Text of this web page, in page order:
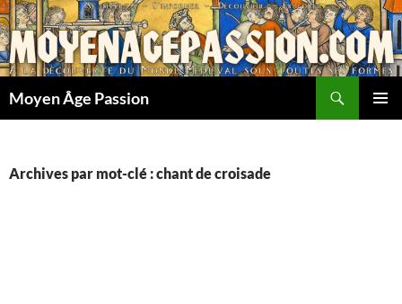
Aller
au
contenu
Moyen Âge Passion
Archives par mot-clé : chant de croisade